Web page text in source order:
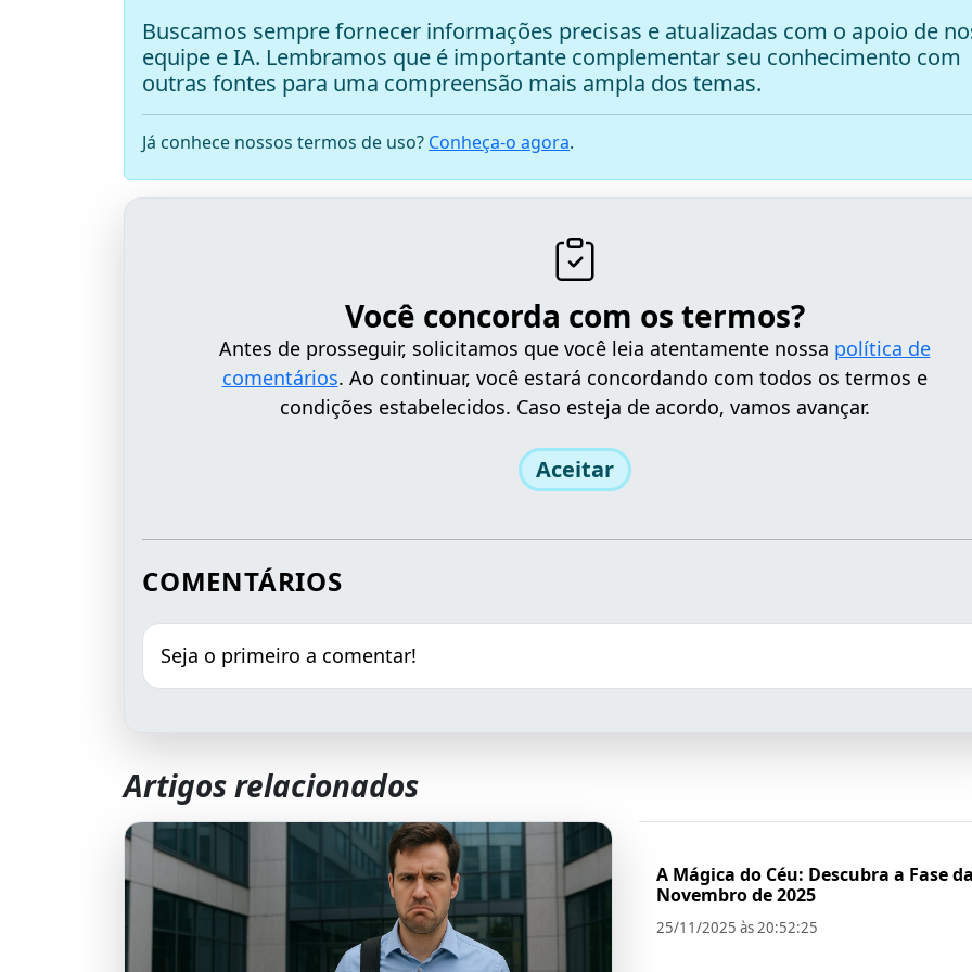
Buscamos sempre fornecer informações precisas e atualizadas com o apoio de
equipe e IA. Lembramos que é importante complementar seu conhecimento com
outras fontes para uma compreensão mais ampla dos temas.
Já conhece nossos termos de uso? Conheça-o agora.
Você concorda com os termos?
Antes de prosseguir, solicitamos que você leia atentamente nossa política de
comentários. Ao continuar, você estará concordando com todos os termos e
condições estabelecidos. Caso esteja de acordo, vamos avançar.
Aceitar
COMENTÁRIOS
Seja o primeiro a comentar!
Artigos relacionados
A Mágica do Céu: Descubra a Fase
Novembro de 2025
25/11/2025 às 20:52:25